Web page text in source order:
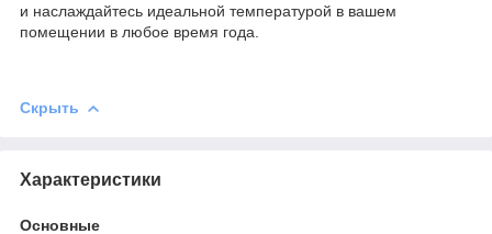
и наслаждайтесь идеальной температурой в вашем
помещении в любое время года.
Скрыть
Характеристики
Основные